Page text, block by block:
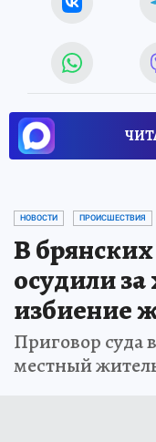
НОВОСТИ ПРОИСШЕСТВИЯ
В
осудили
избиение
Приговор суда
местный